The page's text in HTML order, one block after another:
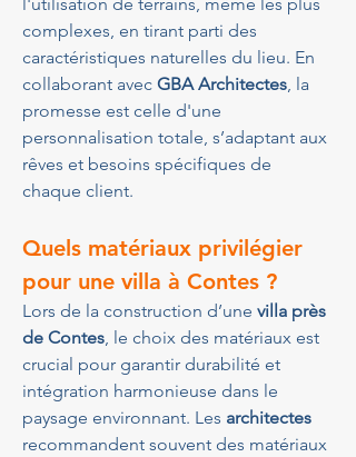
complexes, en tirant parti des
caractéristiques naturelles du lieu. En
collaborant avec GBA Architectes, la
promesse est celle d'une
personnalisation totale, s’adaptant aux
rêves et besoins spécifiques de
chaque client.
Quels matériaux privilégier
pour une villa à Contes ?
Lors de la construction d’une villa près
de Contes, le choix des matériaux est
crucial pour garantir durabilité et
intégration harmonieuse dans le
paysage environnant. Les architectes
recommandent souvent des matériaux